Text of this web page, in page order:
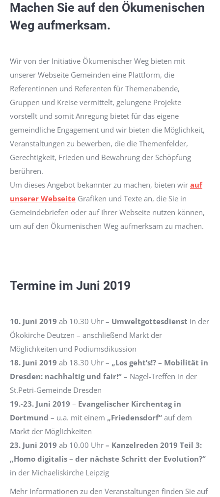
Machen Sie auf den Ökumenischen
Weg aufmerksam.
Wir von der Initiative Ökumenischer Weg bieten mit
unserer Webseite Gemeinden eine Plattform, die
Referentinnen und Referenten für Themenabende,
Gruppen und Kreise vermittelt, gelungene Projekte
vorstellt und somit Anregung bietet für das eigene
gemeindliche Engagement und wir bieten die Möglichkeit,
Veranstaltungen zu bewerben, die die Themenfelder,
Gerechtigkeit, Frieden und Bewahrung der Schöpfung
berühren.
Um dieses Angebot bekannter zu machen, bieten wir auf
unserer Webseite Grafiken und Texte an, die Sie in
Gemeindebriefen oder auf Ihrer Webseite nutzen können,
um auf den Ökumenischen Weg aufmerksam zu machen.
Termine im Juni 2019
10. Juni 2019 ab 10.30 Uhr – Umweltgottesdienst in der
Ökokirche Deutzen – anschließend Markt der
Möglichkeiten und Podiumsdikussion
18. Juni 2019 ab 18.30 Uhr – „Los geht’s!? – Mobilität in
Dresden: nachhaltig und fair!“ – Nagel-Treffen in der
St.Petri-Gemeinde Dresden
19.-23. Juni 2019 – Evangelischer Kirchentag in
Dortmund – u.a. mit einem „Friedensdorf“ auf dem
Markt der Möglichkeiten
23. Juni 2019 ab 10.00 Uhr – Kanzelreden 2019 Teil 3:
„Homo digitalis – der nächste Schritt der Evolution?“
in der Michaeliskirche Leipzig
Mehr Informationen zu den Veranstaltungen finden Sie auf